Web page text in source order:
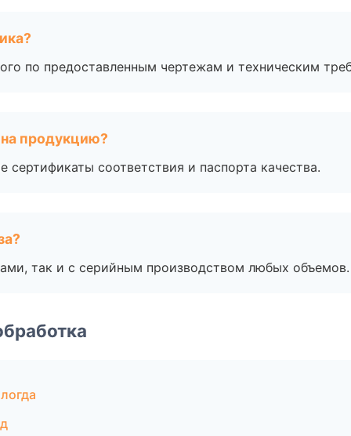
по предоставленным чертежам и техническим
продукцию?
соответствия и паспорта качества.
так и с серийным производством любых объемов.